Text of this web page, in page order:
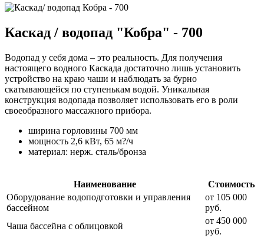
Каскад / водопад "Кобра" - 700
Водопад у себя дома – это реальность. Для получения
настоящего водного Каскада достаточно лишь установить
устройство на краю чаши и наблюдать за бурно
скатывающейся по ступенькам водой. Уникальная
конструкция водопада позволяет использовать его в роли
своеобразного массажного прибора.
ширина горловины 700 мм
мощность 2,6 кВт, 65 м?/ч
материал: нерж. сталь/бронза
Наименование
Стоимость
Оборудование водоподготовки и управления
бассейном
от 105 000
руб.
Чаша бассейна с облицовкой
от 450 000
руб.